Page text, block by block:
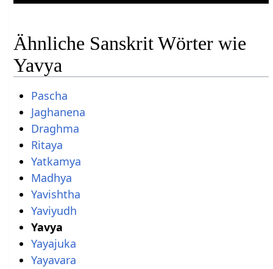
Ähnliche Sanskrit Wörter wie
Yavya
Pascha
Jaghanena
Draghma
Ritaya
Yatkamya
Madhya
Yavishtha
Yaviyudh
Yavya
Yayajuka
Yayavara